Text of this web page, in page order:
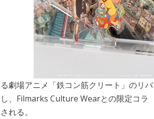
劇場アニメ「鉄コン筋クリート」のリバ
、Filmarks Culture Wearとの限定コラ
れる。